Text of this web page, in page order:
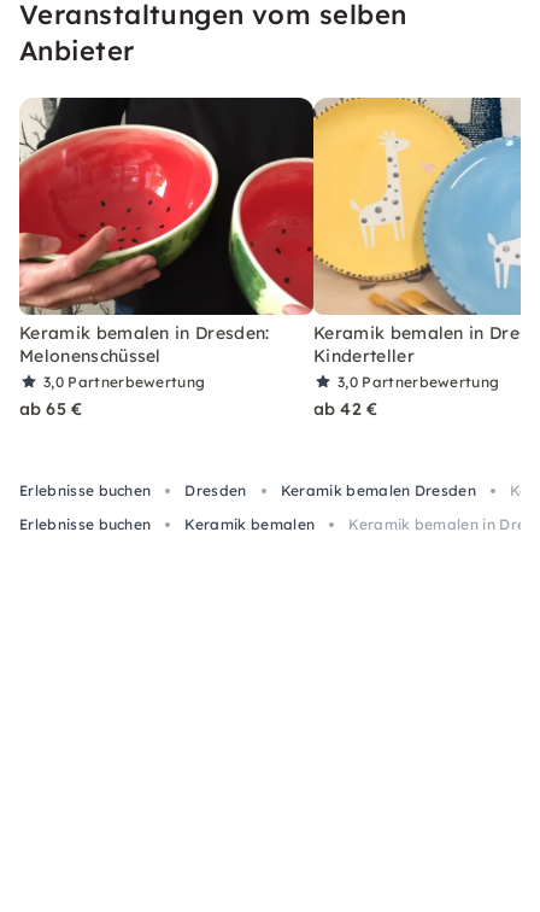
Veranstaltungen vom selben
Anbieter
Keramik bemalen in Dresden:
Melonenschüssel
3,0 Partnerbewertung
ab 65 €
Keramik bemalen in
Kinderteller
3,0 Partnerbewertung
ab 42 €
Erlebnisse buchen Dresden Keramik bemalen Dresden
Erlebnisse buchen
Keramik bemalen Keramik bemalen in